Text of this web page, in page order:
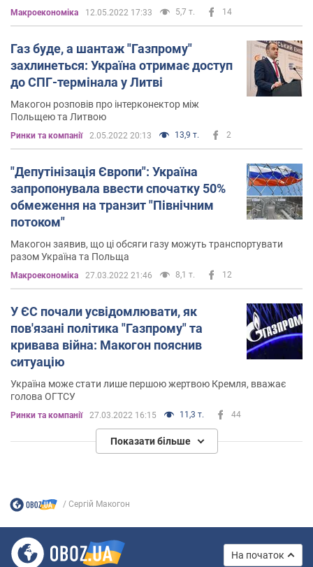
Mакроекономіка 12.05.2022 17:33 5,7 т. 14
Газ буде, а шантаж "Газпрому"
захлинеться: Україна отримає доступ
до СПГ-термінала у Литві
Макогон розповів про інтерконектор між
Польщею та Литвою
Ринки та компанії 2.05.2022 20:13 13,9 т. 2
"Депутінізація Європи": Україна
запропонувала ввести спочатку 50%
обмеження на транзит "Північним
потоком"
Макогон заявив, що ці обсяги газу можуть транспортувати
разом Україна та Польща
Mакроекономіка 27.03.2022 21:46 8,1 т. 12
У ЄС почали усвідомлювати, як
пов'язані політика "Газпрому" та
кривава війна: Макогон пояснив
ситуацію
Україна може стати лише першою жертвою Кремля, вважає
голова ОГТСУ
Ринки та компанії 27.03.2022 16:15 11,3 т. 44
Показати більше
Cергій Макогон
На початок